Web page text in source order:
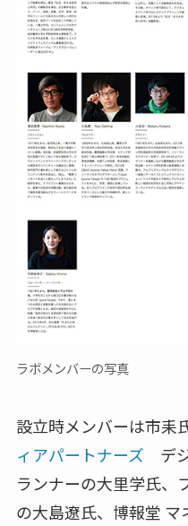
ラボメンバーの写真
設立時メンバーは市耒
ィアパートナーズ デ
ランナーの大里学氏、
の大島遼氏、博報堂 マ